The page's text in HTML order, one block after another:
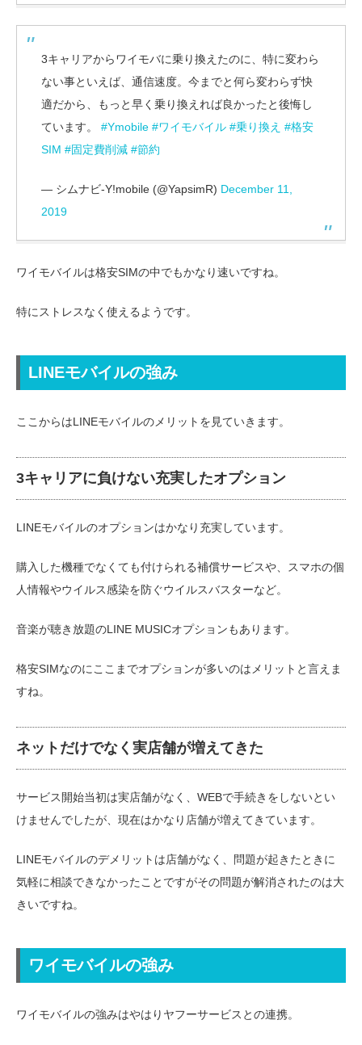
3キャリアからワイモバに乗り換えたのに、特に変わら
ない事といえば、通信速度。今までと何ら変わらず快
適だから、もっと早く乗り換えれば良かったと後悔し
ています。 #Ymobile #ワイモバイル #乗り換え #格安
SIM #固定費削減 #節約
— シムナビ-Y!mobile (@YapsimR) December 11,
2019
ワイモバイルは格安SIMの中でもかなり速いですね。
特にストレスなく使えるようです。
LINEモバイルの強み
ここからはLINEモバイルのメリットを見ていきます。
3キャリアに負けない充実したオプション
LINEモバイルのオプションはかなり充実しています。
購入した機種でなくても付けられる補償サービスや、スマホの個
人情報やウイルス感染を防ぐウイルスバスターなど。
音楽が聴き放題のLINE MUSICオプションもあります。
格安SIMなのにここまでオプションが多いのはメリットと言えま
すね。
ネットだけでなく実店舗が増えてきた
サービス開始当初は実店舗がなく、WEBで手続きをしないとい
けませんでしたが、現在はかなり店舗が増えてきています。
LINEモバイルのデメリットは店舗がなく、問題が起きたときに
気軽に相談できなかったことですがその問題が解消されたのは大
きいですね。
ワイモバイルの強み
ワイモバイルの強みはやはりヤフーサービスとの連携。